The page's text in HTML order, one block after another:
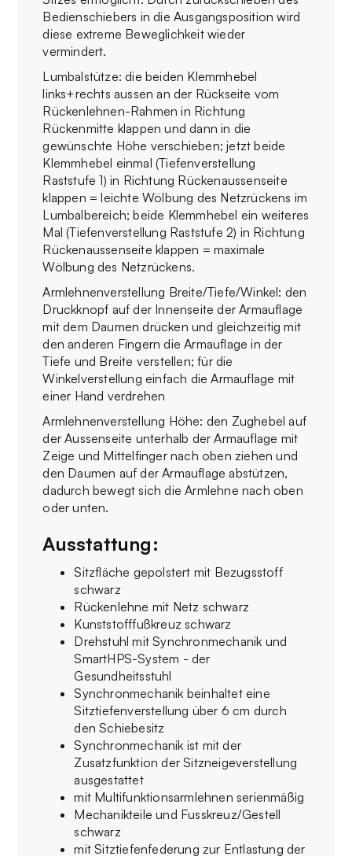
Bedienschiebers in die Ausgangsposition wird
diese extreme Beweglichkeit wieder
vermindert.
Lumbalstütze: die beiden Klemmhebel
links+rechts aussen an der Rückseite vom
Rückenlehnen-Rahmen in Richtung
Rückenmitte klappen und dann in die
gewünschte Höhe verschieben; jetzt beide
Klemmhebel einmal (Tiefenverstellung
Raststufe 1) in Richtung Rückenaussenseite
klappen = leichte Wölbung des Netzrückens im
Lumbalbereich; beide Klemmhebel ein weiteres
Mal (Tiefenverstellung Raststufe 2) in Richtung
Rückenaussenseite klappen = maximale
Wölbung des Netzrückens.
Armlehnenverstellung Breite/Tiefe/Winkel: den
Druckknopf auf der Innenseite der Armauflage
mit dem Daumen drücken und gleichzeitig mit
den anderen Fingern die Armauflage in der
Tiefe und Breite verstellen; für die
Winkelverstellung einfach die Armauflage mit
einer Hand verdrehen
Armlehnenverstellung Höhe: den Zughebel auf
der Aussenseite unterhalb der Armauflage mit
Zeige und Mittelfinger nach oben ziehen und
den Daumen auf der Armauflage abstützen,
dadurch bewegt sich die Armlehne nach oben
oder unten.
Ausstattung:
Sitzfläche gepolstert mit Bezugsstoff
schwarz
Rückenlehne mit Netz schwarz
Kunststofffußkreuz schwarz
Drehstuhl mit Synchronmechanik und
SmartHPS-System - der
Gesundheitsstuhl
Synchronmechanik beinhaltet eine
Sitztiefenverstellung über 6 cm durch
den Schiebesitz
Synchronmechanik ist mit der
Zusatzfunktion der Sitzneigeverstellung
ausgestattet
mit Multifunktionsarmlehnen serienmäßig
Mechanikteile und Fusskreuz/Gestell
schwarz
mit Sitztiefenfederung zur Entlastung der